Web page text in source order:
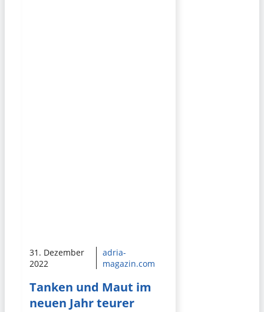
31. Dezember
2022
adria-
magazin.com
Tanken und Maut im
neuen Jahr teurer